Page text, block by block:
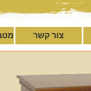
צור קשר מטבחים